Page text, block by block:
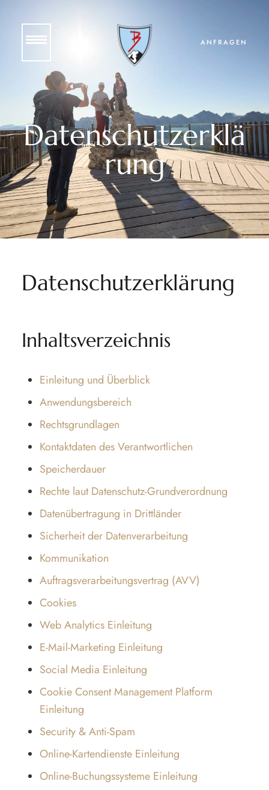
ANFRAGEN
Datenschutzerklä
rung
Datenschutzerklärung
Inhaltsverzeichnis
Einleitung und Überblick
Anwendungsbereich
Rechtsgrundlagen
Kontaktdaten des Verantwortlichen
Speicherdauer
Rechte laut Datenschutz-Grundverordnung
Datenübertragung in Drittländer
Sicherheit der Datenverarbeitung
Kommunikation
Auftragsverarbeitungsvertrag (AVV)
Cookies
Web Analytics Einleitung
E-Mail-Marketing Einleitung
Social Media Einleitung
Cookie Consent Management Platform
Einleitung
Security & Anti-Spam
Online-Kartendienste Einleitung
Online-Buchungssysteme Einleitung